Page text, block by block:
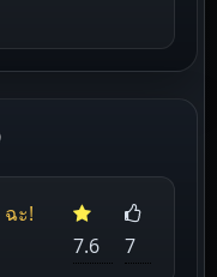
ฉะ!
7.6 7